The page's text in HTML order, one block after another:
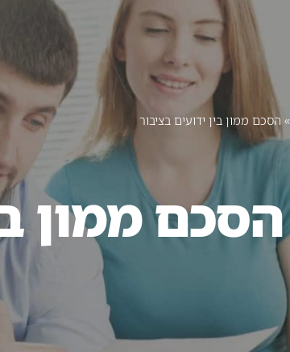
אודות תחומי עיסוק מן
»הסכם ממון בין ידועים בציבור
הסכם ממון